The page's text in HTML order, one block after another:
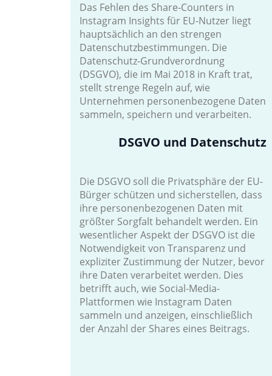
Das Fehlen des Share-Counters in
Instagram Insights für EU-Nutzer liegt
hauptsächlich an den strengen
Datenschutzbestimmungen. Die
Datenschutz-Grundverordnung
(DSGVO), die im Mai 2018 in Kraft trat,
stellt strenge Regeln auf, wie
Unternehmen personenbezogene Daten
sammeln, speichern und verarbeiten.
DSGVO und Datenschutz
Die DSGVO soll die Privatsphäre der EU-
Bürger schützen und sicherstellen, dass
ihre personenbezogenen Daten mit
größter Sorgfalt behandelt werden. Ein
wesentlicher Aspekt der DSGVO ist die
Notwendigkeit von Transparenz und
expliziter Zustimmung der Nutzer, bevor
ihre Daten verarbeitet werden. Dies
betrifft auch, wie Social-Media-
Plattformen wie Instagram Daten
sammeln und anzeigen, einschließlich
der Anzahl der Shares eines Beitrags.